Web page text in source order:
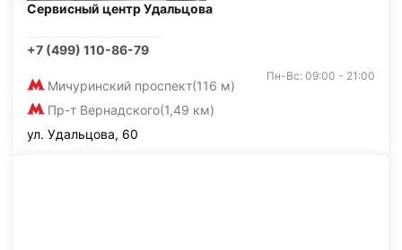
Сервисный центр Удальцова
+7 (499) 110-86-79
Мичуринский проспект(116 м)
Пр-т Вернадского(1,49 км)
Пн-Вс: 09:00 - 21:00
ул. Удальцова, 60